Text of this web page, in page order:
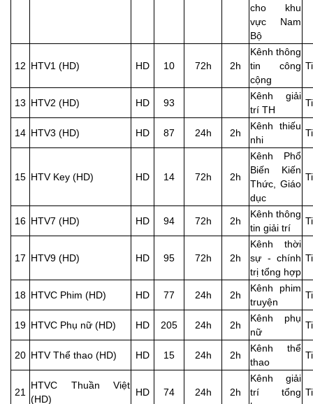
cho khu
vực Nam
Bộ
12 HTV1 (HD) HD 10 72h 2h
Kênh thông
tin công
cộng
13 HTV2 (HD) HD 93
Kênh giải
trí TH
14 HTV3 (HD) HD 87 24h 2h
Kênh thiếu
nhi
15 HTV Key (HD) HD 14 72h 2h
Kênh Phổ
Biến Kiến
Thức, Giáo
dục
16 HTV7 (HD) HD 94 72h 2h
Kênh thông
tin giải trí
17 HTV9 (HD) HD 95 72h 2h
Kênh thời
sự - chính
trị tổng hợp
18 HTVC Phim (HD) HD 77 24h 2h
Kênh phim
truyện
19 HTVC Phụ nữ (HD) HD 205 24h 2h
Kênh phụ
nữ
20 HTV Thể thao (HD) HD 15 24h 2h
Kênh thể
thao
21
HTVC Thuần Việt
(HD)
HD 74 24h 2h
Kênh giải
trí tổng